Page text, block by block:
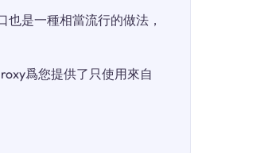
是一種相當流行的做法，
爲您提供了只使用來自